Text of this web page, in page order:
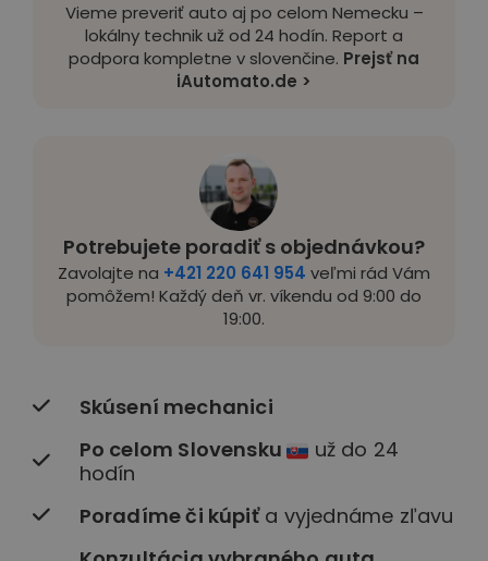
Potrebujete poradiť s objednávkou?
Zavolajte na +421 220 641 954 veľmi rád Vám
pomôžem! Každý deň vr. víkendu od 9:00 do
19:00.
Skúsení mechanici
Po celom Slovensku
už do 24
hodín
Poradíme či kúpiťa vyjednáme zľavu
Vieme preveriť auto aj po celom Nemecku –
lokálny technik už od 24 hodín. Report a
podpora kompletne v slovenčine. Prejsť na
iAutomato.de >